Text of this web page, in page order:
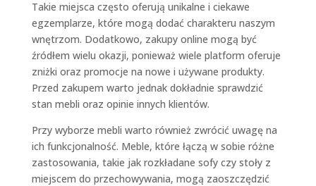
Takie miejsca często oferują unikalne i ciekawe
egzemplarze, które mogą dodać charakteru naszym
wnętrzom. Dodatkowo, zakupy online mogą być
źródłem wielu okazji, ponieważ wiele platform oferuje
zniżki oraz promocje na nowe i używane produkty.
Przed zakupem warto jednak dokładnie sprawdzić
stan mebli oraz opinie innych klientów.
Przy wyborze mebli warto również zwrócić uwagę na
ich funkcjonalność. Meble, które łączą w sobie różne
zastosowania, takie jak rozkładane sofy czy stoły z
miejscem do przechowywania, mogą zaoszczędzić